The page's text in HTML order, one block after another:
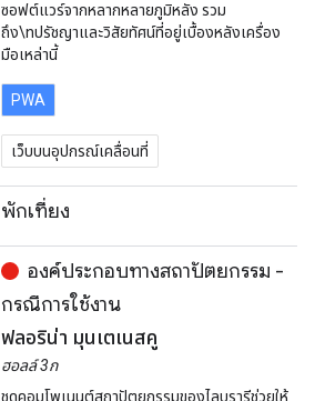
ซอฟต์แวร์จากหลากหลายภูมิหลัง รวม
ถึง\nปรัชญาและวิสัยทัศน์ที่อยู่เบื้องหลังเครื่อง
มือเหล่านี้
PWA
เว็บบนอุปกรณ์เคลื่อนที่
พักเที่ยง
องค์ประกอบทางสถาปัตยกรรม -
กรณีการใช้งาน
ฟลอริน่า มุนเตเนสคู
ฮอลล์ 3ก
ชุดคอมโพเนนต์สถาปัตยกรรมของไลบรารีช่วยให้